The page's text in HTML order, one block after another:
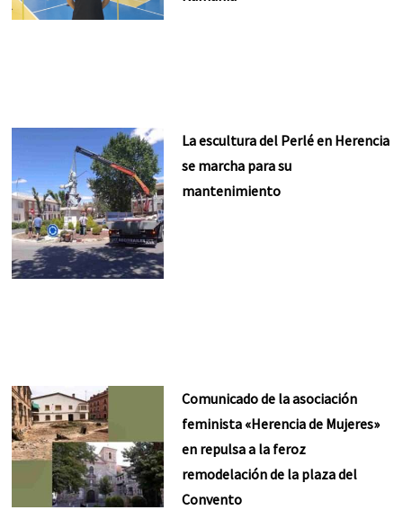
La escultura del Perlé en Herencia
se marcha para su
mantenimiento
Comunicado de la asociación
feminista «Herencia de Mujeres»
en repulsa a la feroz
remodelación de la plaza del
Convento